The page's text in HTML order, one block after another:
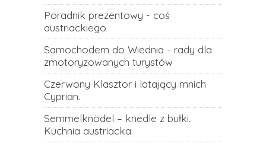
Poradnik prezentowy - coś
austriackiego
Samochodem do Wiednia - rady dla
zmotoryzowanych turystów
Czerwony Klasztor i latający mnich
Cyprian.
Semmelknödel – knedle z bułki.
Kuchnia austriacka.